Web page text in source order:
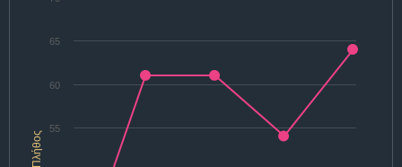
Πλήθος
55
60
65